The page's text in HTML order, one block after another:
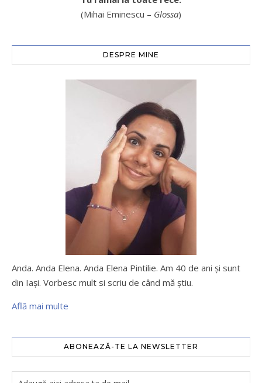
(Mihai Eminescu – Glossa)
DESPRE MINE
Anda. Anda Elena. Anda Elena Pintilie. Am 40 de ani şi sunt
din Iaşi. Vorbesc mult si scriu de când mă ştiu.
Află mai multe
ABONEAZĂ-TE LA NEWSLETTER